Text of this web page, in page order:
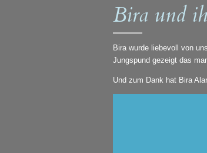
Bira und
Bira wurde liebevoll von
Jungspund gezeigt das
Und zum Dank hat Bira